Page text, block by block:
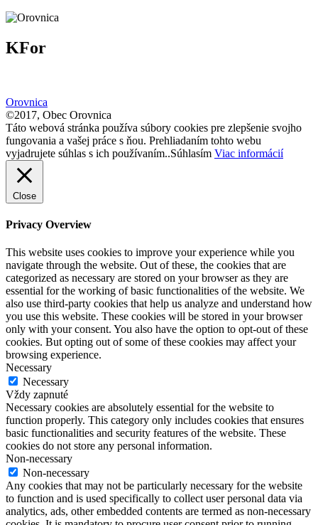
KFor
Orovnica
©2017, Obec Orovnica
Táto webová stránka používa súbory cookies pre zlepšenie svojho
fungovania a vašej práce s ňou. Prehliadaním tohto webu
vyjadrujete súhlas s ich používaním..Súhlasím Viac informácií
Close
Privacy Overview
This website uses cookies to improve your experience while you
navigate through the website. Out of these, the cookies that are
categorized as necessary are stored on your browser as they are
essential for the working of basic functionalities of the website. We
also use third-party cookies that help us analyze and understand how
you use this website. These cookies will be stored in your browser
only with your consent. You also have the option to opt-out of these
cookies. But opting out of some of these cookies may affect your
browsing experience.
Necessary
Necessary
Vždy zapnuté
Necessary cookies are absolutely essential for the website to
function properly. This category only includes cookies that ensures
basic functionalities and security features of the website. These
cookies do not store any personal information.
Non-necessary
Non-necessary
Any cookies that may not be particularly necessary for the website
to function and is used specifically to collect user personal data via
analytics, ads, other embedded contents are termed as non-necessary